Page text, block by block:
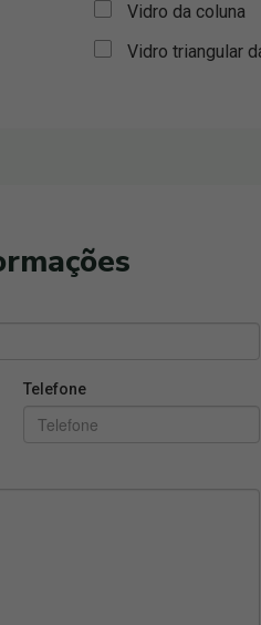
Vidro da coluna
Vidro triangular
Telefone